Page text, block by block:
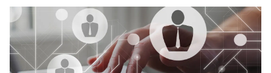
operazioni, bensì comporta […]